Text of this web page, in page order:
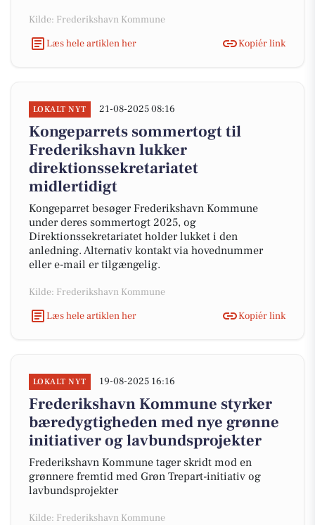
Kilde: Frederikshavn Kommune
Læs hele artiklen her
Kopiér link
LOKALT NYT 21-08-2025 08:16
Kongeparrets sommertogt til
Frederikshavn lukker
direktionssekretariatet
midlertidigt
Kongeparret besøger Frederikshavn Kommune
under deres sommertogt 2025, og
Direktionssekretariatet holder lukket i den
anledning. Alternativ kontakt via hovednummer
eller e-mail er tilgængelig.
Kilde: Frederikshavn Kommune
Læs hele artiklen her
Kopiér link
LOKALT NYT 19-08-2025 16:16
Frederikshavn Kommune styrker
bæredygtigheden med nye grønne
initiativer og lavbundsprojekter
Frederikshavn Kommune tager skridt mod en
grønnere fremtid med Grøn Trepart-initiativ og
lavbundsprojekter
Kilde: Frederikshavn Kommune